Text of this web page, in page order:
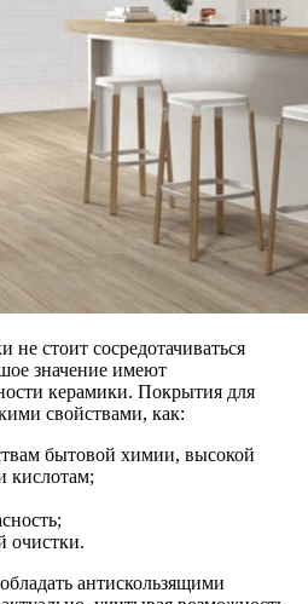
стоит сосредотачиваться
значение имеют
керамики. Покрытия для
свойствами, как:
бытовой химии, высокой
кислотам;
очистки.
антискользящими